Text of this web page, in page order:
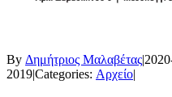
By Δημήτριος Μαλαβέτας|
2019|Categories: Αρχείο|